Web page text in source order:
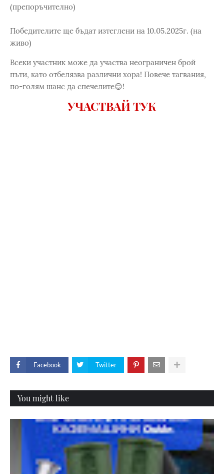
(препоръчително)
Победителите ще бъдат изтеглени на 10.05.2025г. (на
живо)
Всеки участник може да участва неограничен брой
пъти, като отбелязва различни хора! Повече тагвания,
по-голям шанс да спечелите😊!
УЧАСТВАЙ ТУК
Facebook Twitter
You might like